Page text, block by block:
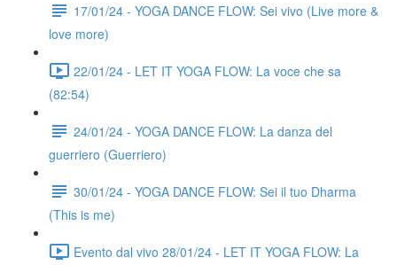
17/01/24 - YOGA DANCE FLOW: Sei vivo (Live more &
love more)
22/01/24 - LET IT YOGA FLOW: La voce che sa
(82:54)
24/01/24 - YOGA DANCE FLOW: La danza del
guerriero (Guerriero)
30/01/24 - YOGA DANCE FLOW: Sei il tuo Dharma
(This is me)
Evento dal vivo 28/01/24 - LET IT YOGA FLOW: La